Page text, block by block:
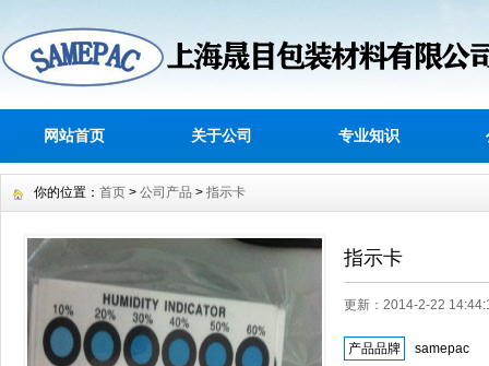
网站首页 关于公司 专业知识
你的位置： 首页 > 公司产品 > 指示卡
指示卡
更新：2014-2-22
产品品牌 samepac